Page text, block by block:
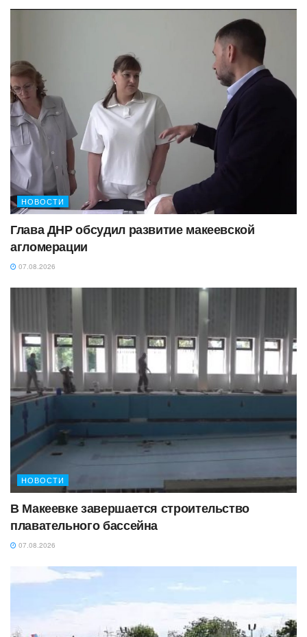
НОВОСТИ
Глава ДНР обсудил развитие макеевской
агломерации
07.08.2026
НОВОСТИ
В Макеевке завершается строительство
плавательного бассейна
07.08.2026